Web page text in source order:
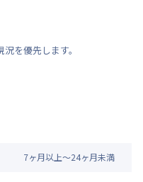
を優先します。
7ヶ月以上～24ヶ月未満